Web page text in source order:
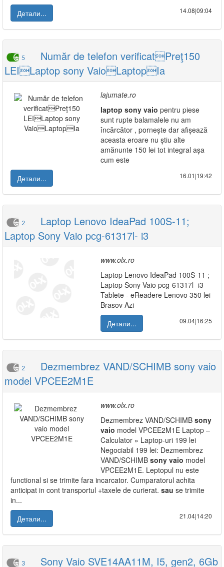
Детали...
14.08|09:04
5
Număr de telefon verificatPreţ150
LEILaptop sony VaioLaptopIa
lajumate.ro
laptop sony vaio pentru piese
sunt rupte balamalele nu am
încărcător , pornește dar afișează
aceasta eroare nu știu alte
amănunte 150 lei tot integral așa
cum este
Детали...
16.01|19:42
2
Laptop Lenovo IdeaPad 100S-11;
Laptop Sony Vaio pcg-61317l- i3
www.olx.ro
Laptop Lenovo IdeaPad 100S-11 ;
Laptop Sony Vaio pcg-61317l- i3
Tablete - eReadere Lenovo 350 lei
Brasov Azi
Детали...
09.04|16:25
2
Dezmembrez VAND/SCHIMB sony vaio
model VPCEE2M1E
www.olx.ro
Dezmembrez VAND/SCHIMB sony
vaio model VPCEE2M1E Laptop –
Calculator » Laptop-uri 199 lei
Negociabil 199 lei: Dezmembrez
VAND/SCHIMB sony vaio model
VPCEE2M1E. Leptopul nu este
functional si se trimite fara incarcator. Cumparatorul achita
anticipat in cont transportul +taxele de curierat. sau se trimite
in...
Детали...
21.04|14:20
3 Sony Vaio SVE14AA11M, I5, gen2, 6Gb